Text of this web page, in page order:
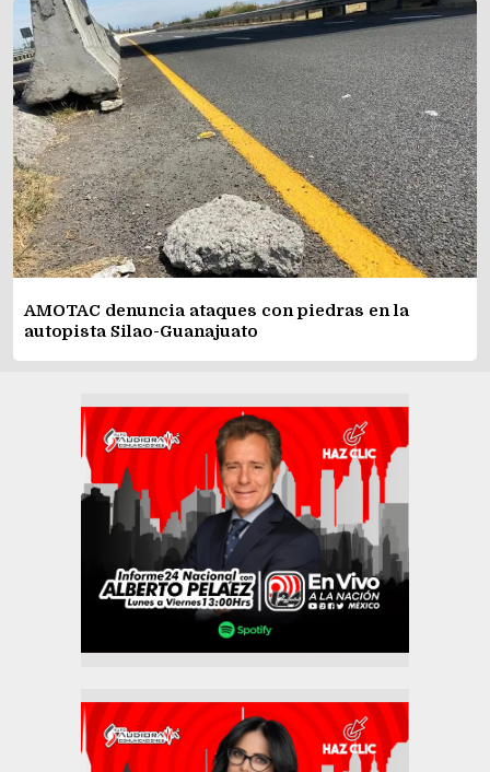
AMOTAC denuncia ataques con piedras en la
autopista Silao-Guanajuato